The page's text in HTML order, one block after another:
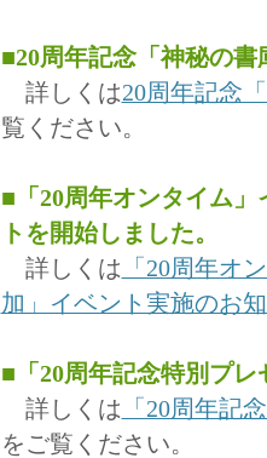
■20周年記念「神秘の
詳しくは20周年記念
覧ください。
■「20周年オンタイム
トを開始しました。
詳しくは 「20周年オ
加」イベント実施のお
■「20周年記念特別プ
詳しくは 「20周年記
をご覧ください。